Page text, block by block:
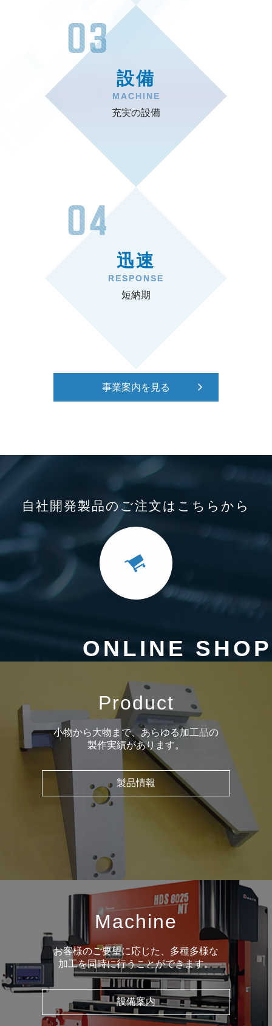
設備
MACHINE
充実の設備
迅速
RESPONSE
短納期
事業案内を見る
自社開発製品のご注文はこちらから
ONLINE SHOP
Product
小物から大物まで、あらゆる加工品の
製作実績があります。
製品情報
Machine
お客様のご要望に応じた、多種多様な
加工を同時に行うことができます。
設備案内